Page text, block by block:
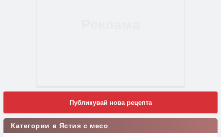
Публикувай нова рецепта
Категории в Ястия с месо